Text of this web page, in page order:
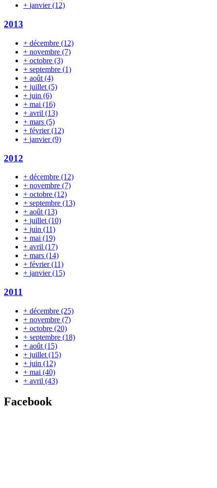
+ janvier(12)
2013
+ décembre (12)
+ novembre (7)
+ octobre (3)
+ septembre (1)
+ août (4)
+ juillet (5)
+ juin (6)
+ mai (16)
+ avril (13)
+ mars (5)
+ février(12)
+ janvier(9)
2012
+ décembre (12)
+ novembre (7)
+ octobre (12)
+ septembre (13)
+ août (13)
+ juillet (10)
+ juin (11)
+ mai (19)
+ avril (17)
+ mars (14)
+ février(11)
+ janvier(15)
2011
+ décembre (25)
+ novembre (7)
+ octobre (20)
+ septembre (18)
+ août (15)
+ juillet (15)
+ juin (12)
+ mai (40)
+ avril (43)
Facebook